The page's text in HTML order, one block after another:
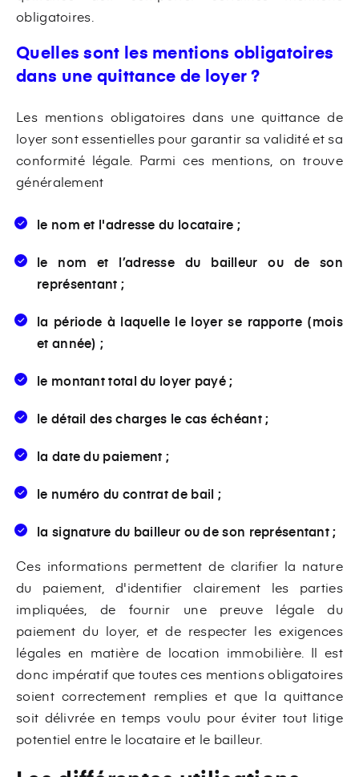
obligatoires.
Quelles sont les mentions obligatoires
dans une quittance de loyer ?
Les mentions obligatoires dans une quittance de
loyer sont essentielles pour garantir sa validité et sa
conformité légale. Parmi ces mentions, on trouve
généralement
le nom et l'adresse du locataire ;
le nom et l’adresse du bailleur ou de son
représentant ;
la période à laquelle le loyer se rapporte (mois
et année) ;
le montant total du loyer payé ;
le détail des charges le cas échéant ;
la date du paiement ;
le numéro du contrat de bail ;
la signature du bailleur ou de son représentant ;
Ces informations permettent de clarifier la nature
du paiement, d'identifier clairement les parties
impliquées, de fournir une preuve légale du
paiement du loyer, et de respecter les exigences
légales en matière de location immobilière. Il est
donc impératif que toutes ces mentions obligatoires
soient correctement remplies et que la quittance
soit délivrée en temps voulu pour éviter tout litige
potentiel entre le locataire et le bailleur.